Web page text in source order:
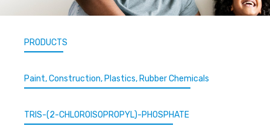
PRODUCTS
Paint, Construction, Plastics, Rubber Chemicals
TRIS-(2-CHLOROISOPROPYL)-PHOSPHATE